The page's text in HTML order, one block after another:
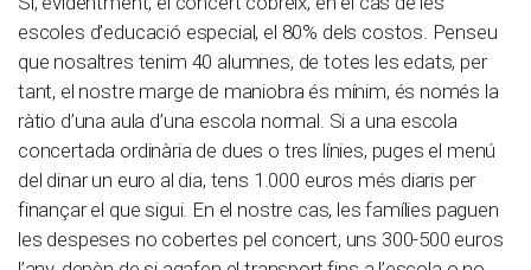
escoles d’educació especial, el 80% dels costos. Penseu
que nosaltres tenim 40 alumnes, de totes les edats, per
tant, el nostre marge de maniobra és mínim, és només la
ràtio d’una aula d’una escola normal. Si a una escola
concertada ordinària de dues o tres línies, puges el menú
del dinar un euro al dia, tens 1.000 euros més diaris per
finançar el que sigui. En el nostre cas, les famílies paguen
les despeses no cobertes pel concert, uns 300-500 euros